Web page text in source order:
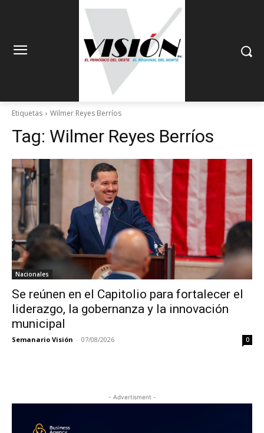
Etiquetas Wilmer Reyes Berríos
Tag: Wilmer Reyes Berríos
Nacionales
Se reúnen en el Capitolio para fortalecer el
liderazgo, la gobernanza y la innovación
municipal
Semanario Visión - 07/08/2026 0
- Advertisment -